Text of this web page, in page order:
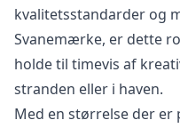
kvalitetsstandarder og
Svanemærke, er dette
holde til timevis af
stranden eller i haven.
Med en størrelse der er